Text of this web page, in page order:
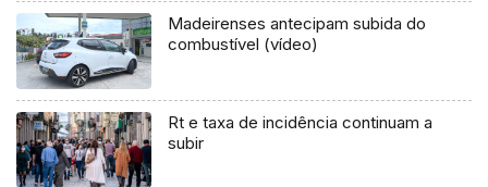
Madeirenses antecipam subida do
combustível (vídeo)
Rt e taxa de incidência continuam a
subir